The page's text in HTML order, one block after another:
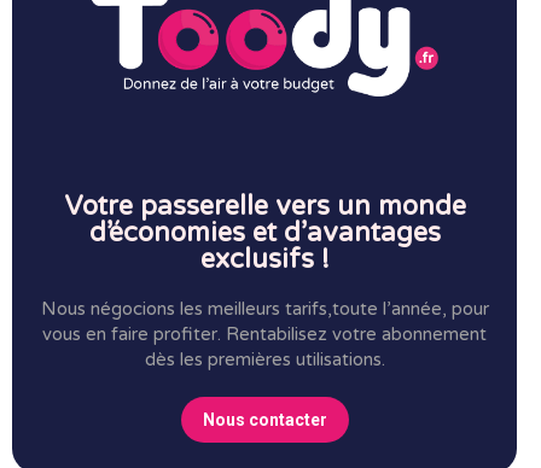
Votre passerelle vers un monde
d’économies et d’avantages
exclusifs !
Nous négocions les meilleurs tarifs,toute l’année, pour
vous en faire profiter. Rentabilisez votre abonnement
dès les premières utilisations.
Nous contacter